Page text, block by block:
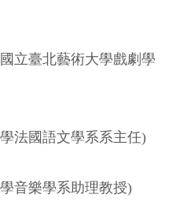
立臺北藝術大學戲劇學
法國語文學系系主任)
音樂學系助理教授)